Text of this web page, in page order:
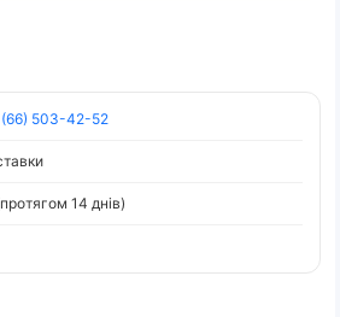
503-42-52
14 днів)